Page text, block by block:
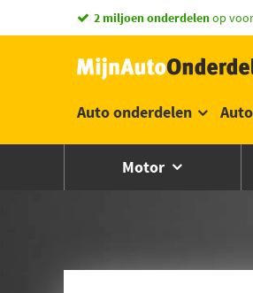
vandaag besteld,morgen in
Auto onderdelen
Motor